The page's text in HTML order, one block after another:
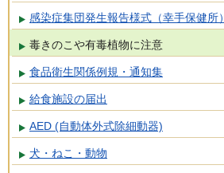
感染症集団発生報告様式（幸手保健所）
毒きのこや有毒植物に注意
食品衛生関係例規・通知集
給食施設の届出
AED (自動体外式除細動器)
犬・ねこ・動物